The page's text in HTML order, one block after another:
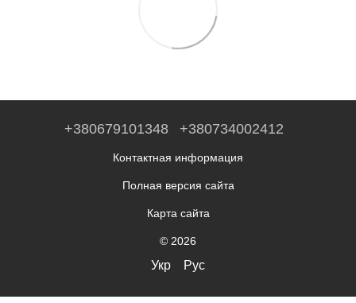
+380679101348 +380734002412
Контактная информация
Полная версия сайта
Карта сайта
© 2026
Укр Рус